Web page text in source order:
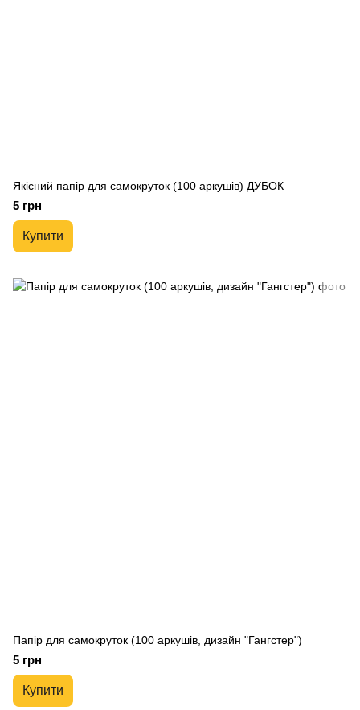
Якісний папір для самокруток (100 аркушів) ДУБОК
5 грн
Купити
Папір для самокруток (100 аркушів, дизайн "Гангстер")
5 грн
Купити